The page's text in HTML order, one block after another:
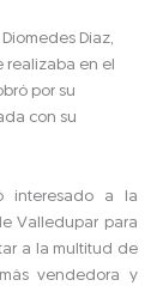
Díaz,
realizaba en el
por su
con su
interesado a la
Valledupar para
a la multitud de
vendedora y